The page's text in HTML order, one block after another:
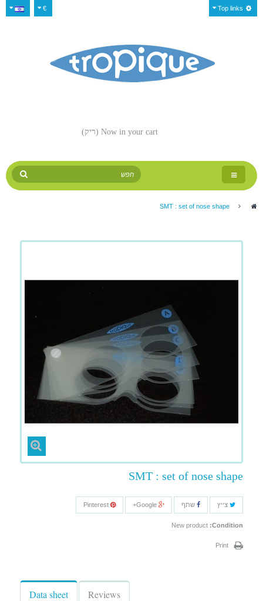
€ Top links
Now in your cart (ריק)
Toggle
navigation
>
SMT : set of nose shape
צייץ שתף
Condition:
New product
Print
Data sheet Reviews